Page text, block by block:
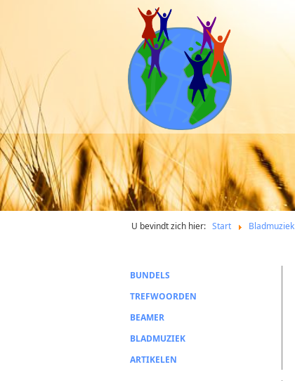
U bevindt zich hier: Start Bladmuziek
BUNDELS
TREFWOORDEN
BEAMER
BLADMUZIEK
ARTIKELEN